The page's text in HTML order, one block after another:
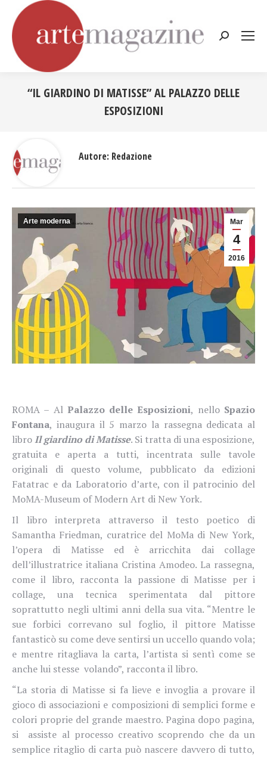
Cerca:
“IL GIARDINO DI MATISSE” AL PALAZZO DELLE
ESPOSIZIONI
Mar
4
2016
Arte moderna
ROMA – Al Palazzo delle Esposizioni, nello Spazio
Fontana, inaugura il 5 marzo la rassegna dedicata al
libroIl giardino di Matisse. Si tratta di una esposizione,
gratuita e aperta a tutti, incentrata sulle tavole
originali di questo volume, pubblicato da edizioni
Fatatrac e da Laboratorio d’arte, con il patrocinio del
MoMA-Museum of Modern Art di New York.
Il libro interpreta attraverso il testo poetico di
Samantha Friedman, curatrice del MoMa di New York,
l’opera di Matisse ed è arricchita dai collage
dell’illustratrice italiana Cristina Amodeo. La rassegna,
come il libro, racconta la passione di Matisse per i
collage, una tecnica sperimentata dal pittore
soprattutto negli ultimi anni della sua vita. “Mentre le
sue forbici correvano sul foglio, il pittore Matisse
fantasticò su come deve sentirsi un uccello quando vola;
e mentre ritagliava la carta, l’artista si sentì come se
anche lui stesse volando”, racconta il libro.
“La storia di Matisse si fa lieve e invoglia a provare il
gioco di associazioni e composizioni di semplici forme e
colori proprie del grande maestro. Pagina dopo pagina,
si assiste al processo creativo scoprendo che da un
semplice ritaglio di carta può nascere davvero di tutto,
Autore: Redazione